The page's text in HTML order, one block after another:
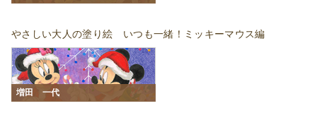
やさしい大人の塗り絵 いつも一緒！ミッキーマウス編
増田 一代